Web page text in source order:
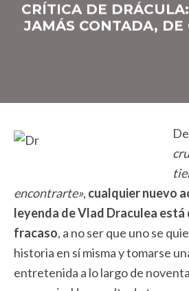
CRÍTICA DE
JAMÁS CONTADA, DE
encontrarte», cualquier nuevo
leyenda de Vlad Draculea
fracaso, a no ser que uno se
historia en sí misma y tomarse
entretenida a lo largo de